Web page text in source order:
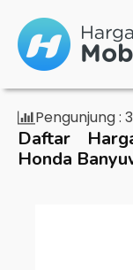
Pengunjung :
Daftar
Honda